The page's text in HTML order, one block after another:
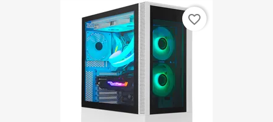
favorite_border